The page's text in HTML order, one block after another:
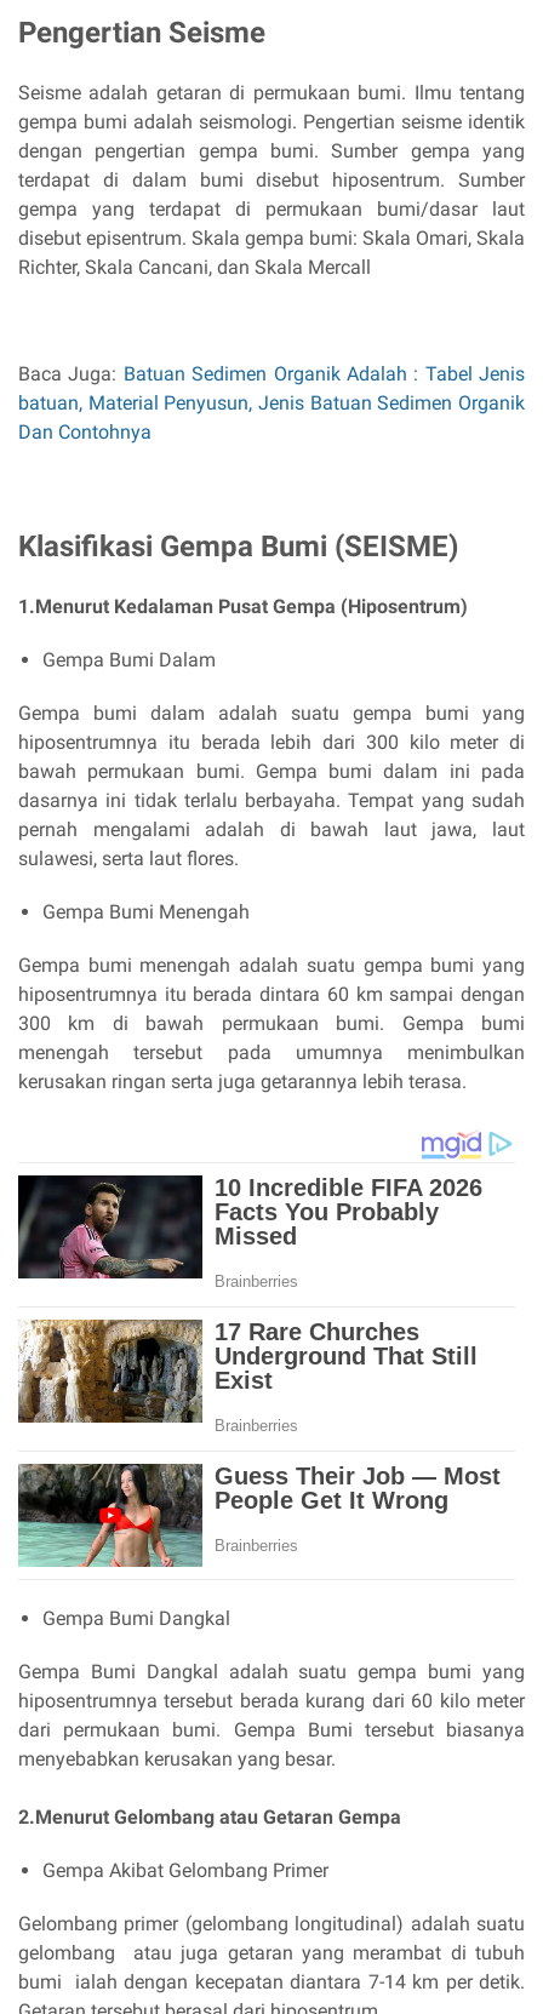
Pengertian Seisme
Seisme adalah getaran di permukaan bumi. Ilmu tentang
gempa bumi adalah seismologi. Pengertian seisme identik
dengan pengertian gempa bumi. Sumber gempa yang
terdapat di dalam bumi disebut hiposentrum. Sumber
gempa yang terdapat di permukaan bumi/dasar laut
disebut episentrum. Skala gempa bumi: Skala Omari, Skala
Richter, Skala Cancani, dan Skala Mercall
Baca Juga: Batuan Sedimen Organik Adalah : Tabel Jenis
batuan, Material Penyusun, Jenis Batuan Sedimen Organik
Dan Contohnya
Klasifikasi Gempa Bumi (SEISME)
1.Menurut Kedalaman Pusat Gempa (Hiposentrum)
Gempa Bumi Dalam
Gempa bumi dalam adalah suatu gempa bumi yang
hiposentrumnya itu berada lebih dari 300 kilo meter di
bawah permukaan bumi. Gempa bumi dalam ini pada
dasarnya ini tidak terlalu berbayaha. Tempat yang sudah
pernah mengalami adalah di bawah laut jawa, laut
sulawesi, serta laut flores.
Gempa Bumi Menengah
Gempa bumi menengah adalah suatu gempa bumi yang
hiposentrumnya itu berada dintara 60 km sampai dengan
300 km di bawah permukaan bumi. Gempa bumi
menengah tersebut pada umumnya menimbulkan
kerusakan ringan serta juga getarannya lebih terasa.
Gempa Bumi Dangkal
Gempa Bumi Dangkal adalah suatu gempa bumi yang
hiposentrumnya tersebut berada kurang dari 60 kilo meter
dari permukaan bumi. Gempa Bumi tersebut biasanya
menyebabkan kerusakan yang besar.
2.Menurut Gelombang atau Getaran Gempa
Gempa Akibat Gelombang Primer
Gelombang primer (gelombang longitudinal) adalah suatu
gelombang atau juga getaran yang merambat di tubuh
bumi ialah dengan kecepatan diantara 7-14 km per detik.